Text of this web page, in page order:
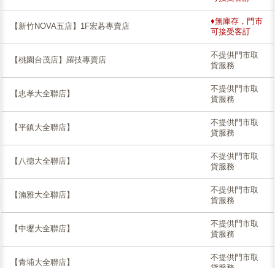
【新竹NOVA五店】1F宏碁專賣店
♦無庫存，門市
可接受客訂
【桃園台茂店】羅技專賣店
不提供門市取
貨服務
【忠孝大全聯店】
不提供門市取
貨服務
【平鎮大全聯店】
不提供門市取
貨服務
【八德大全聯店】
不提供門市取
貨服務
【湳雅大全聯店】
不提供門市取
貨服務
【中壢大全聯店】
不提供門市取
貨服務
【青埔大全聯店】
不提供門市取